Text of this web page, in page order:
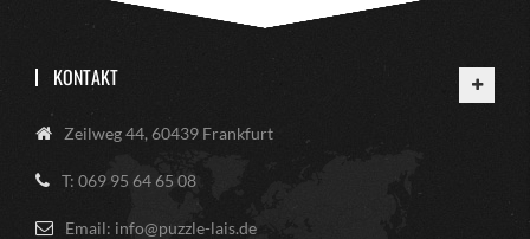
KONTAKT
Zeilweg 44, 60439 Frankfurt
T: 069 95 64 65 08
Email: info@puzzle-lais.de